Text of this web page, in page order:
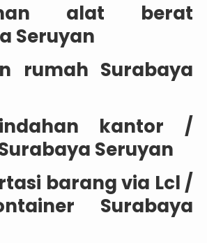
alat berat
Seruyan
rumah Surabaya
kantor /
Seruyan
barang via Lcl /
Surabaya